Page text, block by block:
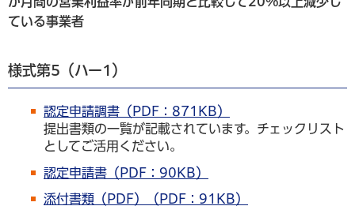
ている事業者
様式第5（ハー1）
認定申請調書（PDF：871KB）
提出書類の一覧が記載されています。チェックリスト
としてご活用ください。
認定申請書（PDF：90KB）
添付書類（PDF）（PDF：91KB）